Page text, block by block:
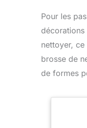
Pour les
nettoyer,
brosse de
de formes